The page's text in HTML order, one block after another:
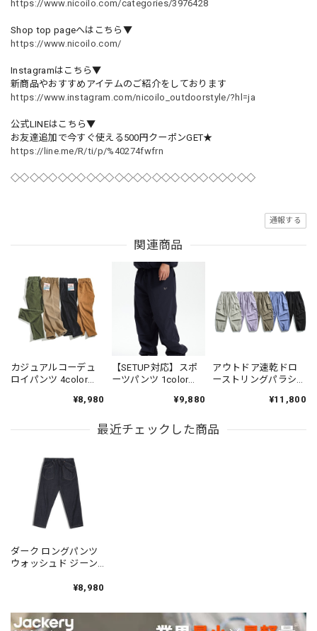
https://www.nicoilo.com/categories/3976428
Shop top pageへはこちら▼
https://www.nicoilo.com/
Instagramはこちら▼
新商品やおすすめアイテムのご紹介をしております
https://www.instagram.com/nicoilo_outdoorstyle/?hl=ja
公式LINEはこちら▼
お友達追加で今すぐ使える500円クーポンGET★
https://line.me/R/ti/p/%40274fwfrn
◇◇◇◇◇◇◇◇◇◇◇◇◇◇◇◇◇◇◇◇◇◇◇◇◇◇
通報する
関連商品
カジュアルコーデュ
ロイパンツ 4color
¥8,980
【SETUP対応】スポ
ーツパンツ 1color
¥9,880
アウトドア速乾ドロ
ーストリングパラシ
¥11,800
最近チェックした商品
ダーク ロングパンツ
ウォッシュド ジーン
¥8,980